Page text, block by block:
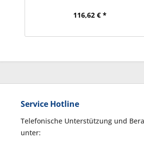
116,62 € *
Service Hotline
Telefonische Unterstützung und
unter: